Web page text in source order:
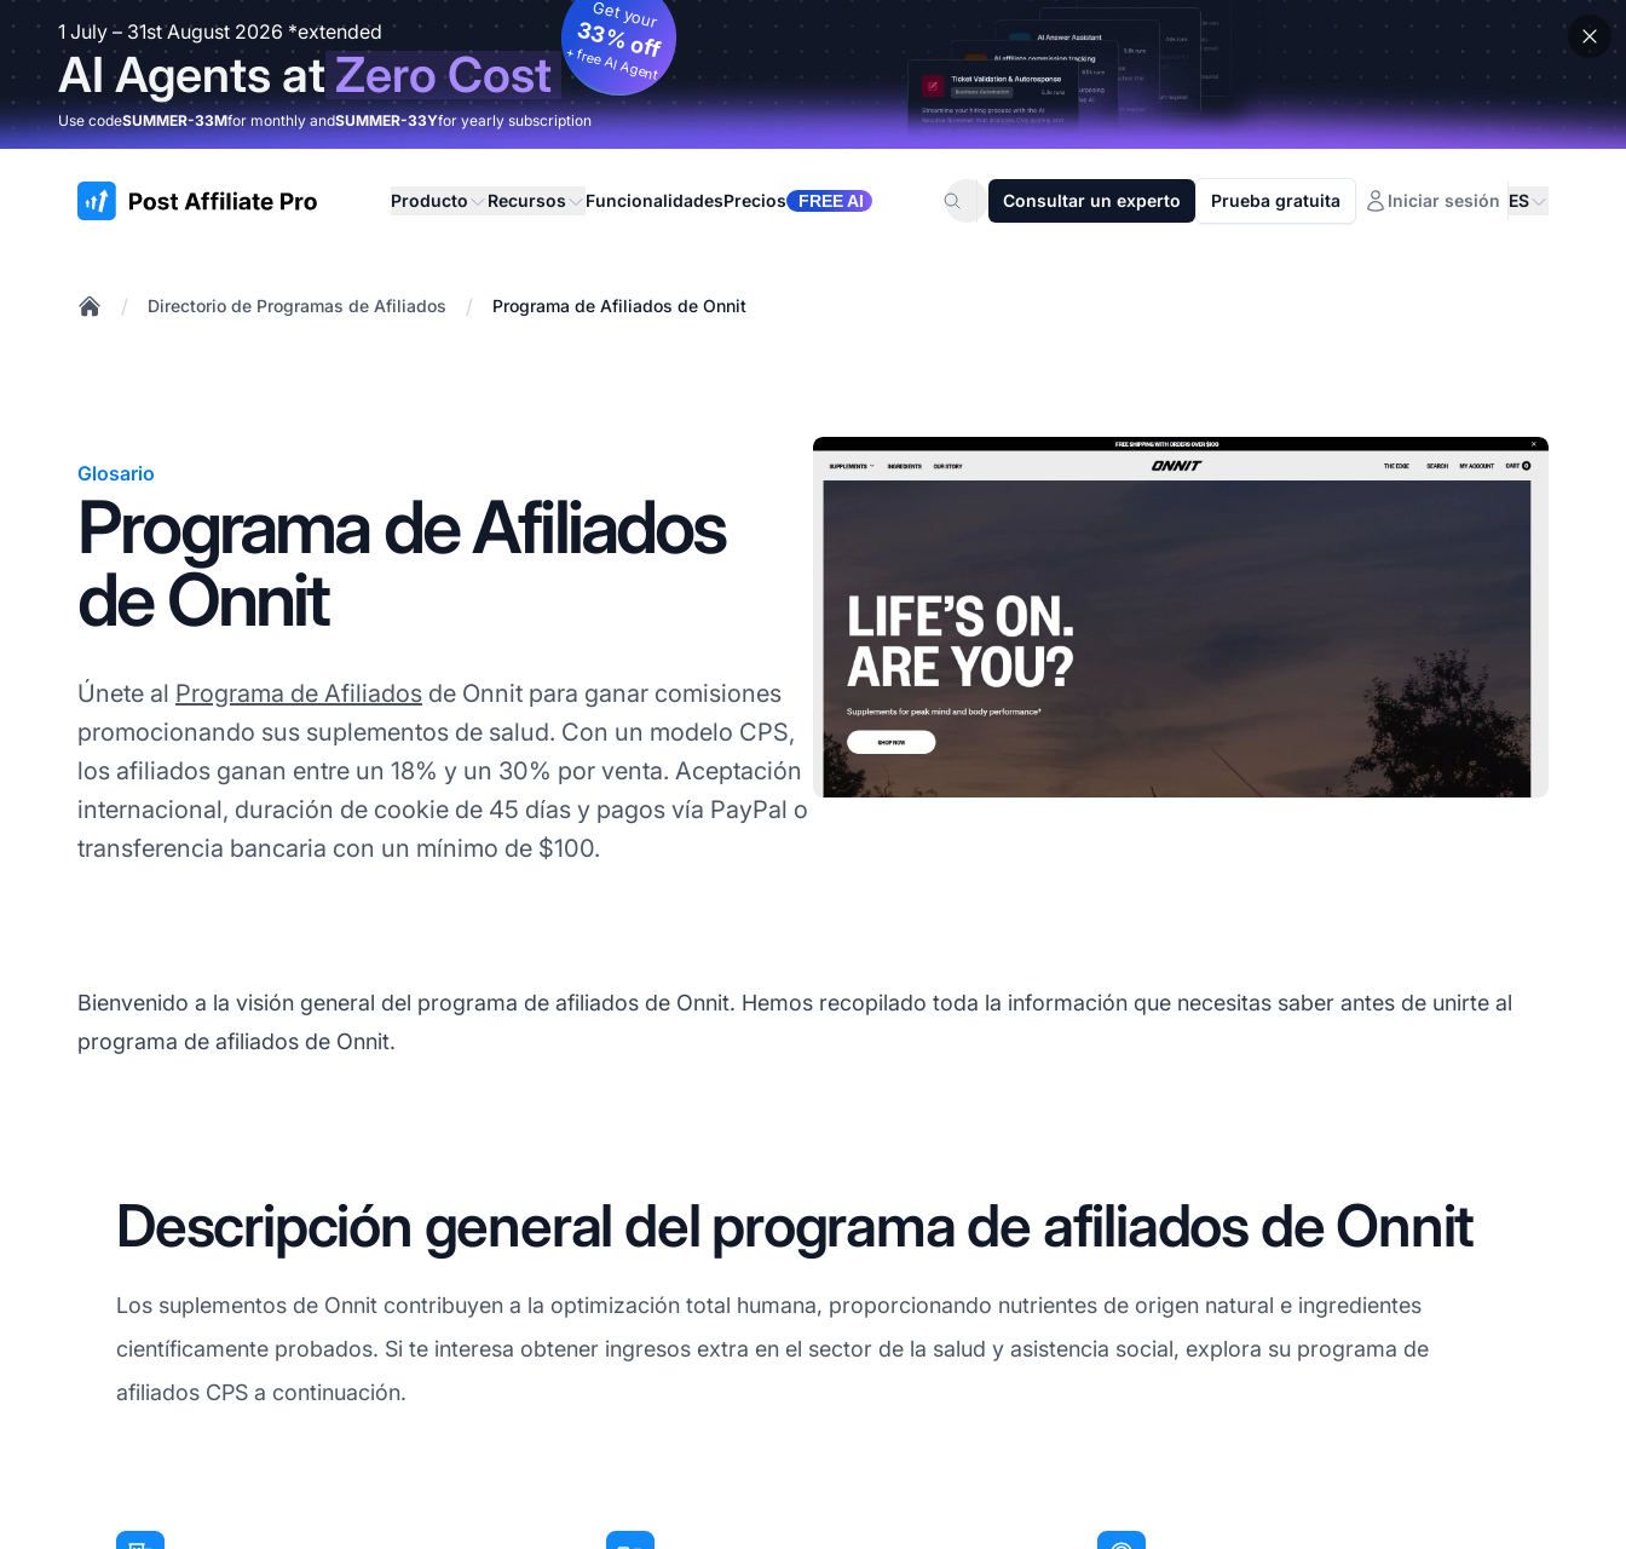
1 July – 31st August 2026 *extended
AI Agents atZero Cost
Get your
33% off
+ free AI Agent
Use codeSUMMER-33Mfor monthly andSUMMER-33Yfor yearly subscription
:site.title Producto Recursos FuncionalidadesPrecios FREE AI Consultar un experto Prueba gratuita Iniciar sesión ES
/ Directorio de Programas de Afiliados / Programa de Afiliados de Onnit
Glosario
Programa de Afiliados
de Onnit
Únete al Programa de Afiliados de Onnit para ganar comisiones
promocionando sus suplementos de salud. Con un modelo CPS,
los afiliados ganan entre un 18% y un 30% por venta. Aceptación
internacional, duración de cookie de 45 días y pagos vía PayPal o
transferencia bancaria con un mínimo de $100.
Bienvenido a la visión general del programa de afiliados de Onnit. Hemos recopilado toda la información que necesitas saber antes de unirte al
programa de afiliados de Onnit.
Descripción general del programa de afiliados de Onnit
Los suplementos de Onnit contribuyen a la optimización total humana, proporcionando nutrientes de origen natural e ingredientes
científicamente probados. Si te interesa obtener ingresos extra en el sector de la salud y asistencia social, explora su programa de
afiliados CPS a continuación.